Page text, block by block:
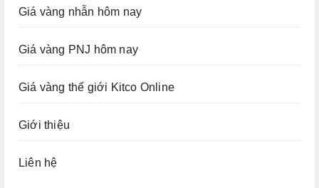
Giá vàng nhẫn hôm nay
Giá vàng PNJ hôm nay
Giá vàng thế giới Kitco Online
Giới thiệu
Liên hệ